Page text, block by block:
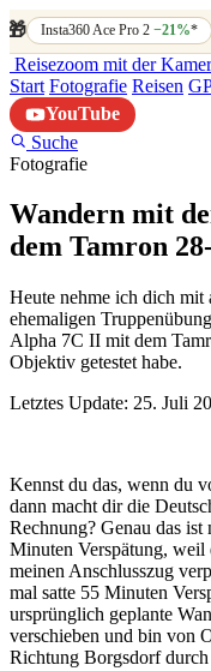
🎁 Insta360 Ace Pro 2−21%*
Reisezoom mit der
Start Fotografie Reisen
YouTube
Suche
Fotografie
Wandern mit
dem Tamron
Heute nehme ich dich mit
ehemaligen
Alpha 7C II mit dem
Objektiv getestet habe.
Letztes Update: 25. Juli
Kennst du das, wenn du
dann macht dir die
Rechnung? Genau das ist
Minuten Verspätung, weil
meinen Anschlusszug
mal satte 55 Minuten
ursprünglich geplante
verschieben und bin von
Richtung Borgsdorf